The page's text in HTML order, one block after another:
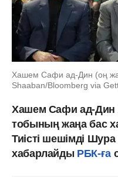
Хашем Сафи ад-Дин (оң
Shaaban/Bloomberg via
Хашем Сафи ад-Дин
тобының жаңа бас
Тиісті шешімді
хабарлайды РБК-ға